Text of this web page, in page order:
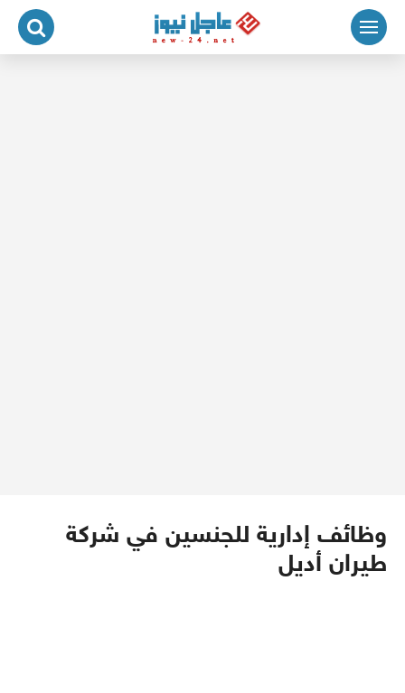
التجاوز
المحتوى
وظائف إدارية للجنسين في شركة
طيران أديل